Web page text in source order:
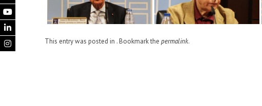
This entry was posted in . Bookmark the permalink.